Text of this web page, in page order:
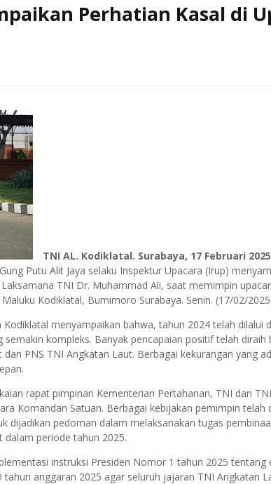
Perhatian Kasal di
TNI AL. Kodiklatal. Surabaya, 17 Februari 2025
Putu Alit Jaya selaku Inspektur Upacara (Irup)
TNI Dr. Muhammad Ali, saat memimpin
Kodiklatal, Bumimoro Surabaya. Senin. (17/02/
menyampaikan bahwa, tahun 2024 telah dilalui
kompleks. Banyak pencapaian positif telah diraih
PNS TNI Angkatan Laut. Berbagai kekurangan yang
rapat pimpinan Kementerian Pertahanan, TNI dan
Komandan Satuan. Berbagai kebijakan pemimpin telah
dijadikan pedoman dalam melaksanakan tugas
dalam periode tahun 2025.
instruksi Presiden Nomor 1 tahun 2025 tentang
anggaran 2025 agar seluruh jajaran TNI Angkatan